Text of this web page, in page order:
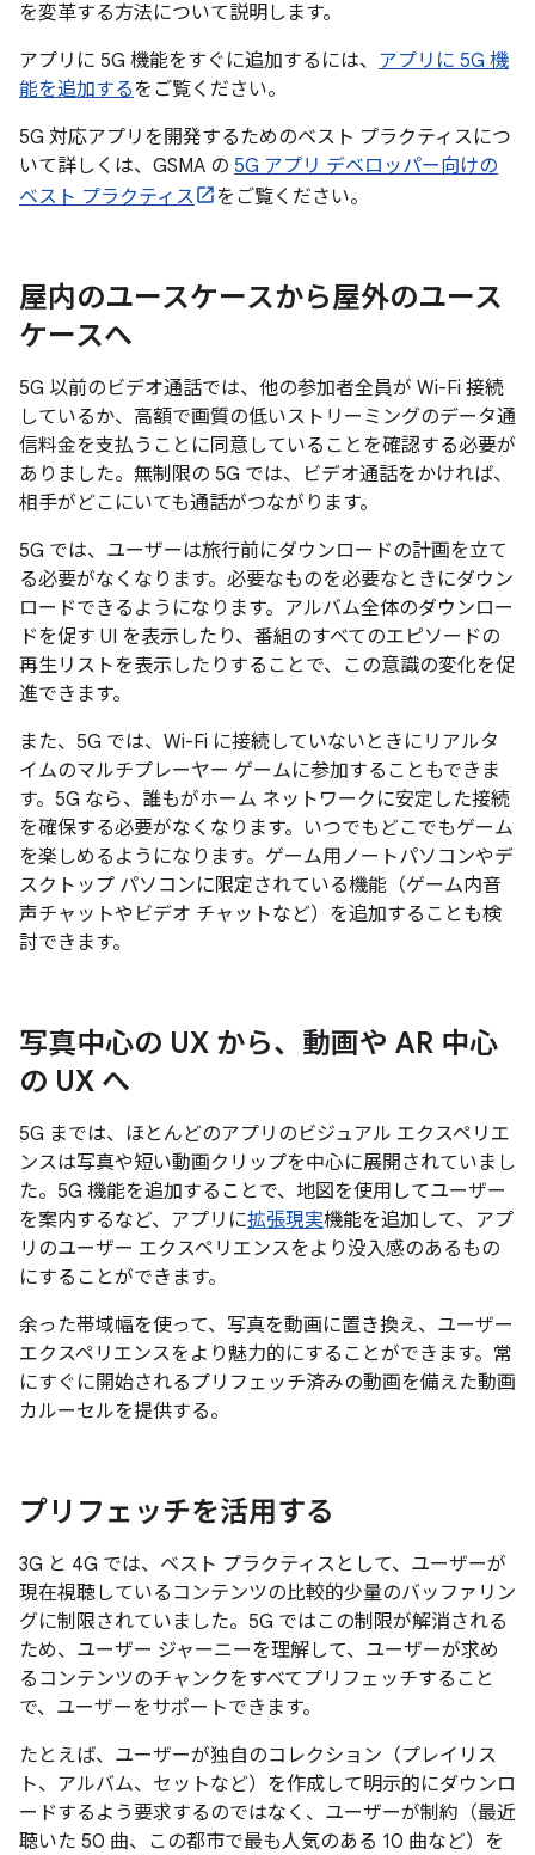
を変革する方法について説明します。
アプリに 5G 機能をすぐに追加するには、 アプリに 5G 機
能を追加するをご覧ください。
5G 対応アプリを開発するためのベスト プラクティスにつ
いて詳しくは、GSMA の 5G アプリ デベロッパー向けの
ベスト プラクティス
をご覧ください。
屋内のユースケースから屋外のユース
ケースへ
5G 以前のビデオ通話では、他の参加者全員が Wi-Fi 接続
しているか、高額で画質の低いストリーミングのデータ通
信料金を支払うことに同意していることを確認する必要が
ありました。無制限の 5G では、ビデオ通話をかければ、
相手がどこにいても通話がつながります。
5G では、ユーザーは旅行前にダウンロードの計画を立て
る必要がなくなります。必要なものを必要なときにダウン
ロードできるようになります。アルバム全体のダウンロー
ドを促す UI を表示したり、番組のすべてのエピソードの
再生リストを表示したりすることで、この意識の変化を促
進できます。
また、5G では、Wi-Fi に接続していないときにリアルタ
イムのマルチプレーヤー ゲームに参加することもできま
す。5G なら、誰もがホーム ネットワークに安定した接続
を確保する必要がなくなります。いつでもどこでもゲーム
を楽しめるようになります。ゲーム用ノートパソコンやデ
スクトップ パソコンに限定されている機能（ゲーム内音
声チャットやビデオ チャットなど）を追加することも検
討できます。
写真中心の UX から、動画や AR 中心
の UX へ
5G までは、ほとんどのアプリのビジュアル エクスペリエ
ンスは写真や短い動画クリップを中心に展開されていまし
た。5G 機能を追加することで、地図を使用してユーザー
を案内するなど、アプリに拡張現実機能を追加して、アプ
リのユーザー エクスペリエンスをより没入感のあるもの
にすることができます。
余った帯域幅を使って、写真を動画に置き換え、ユーザー
エクスペリエンスをより魅力的にすることができます。常
にすぐに開始されるプリフェッチ済みの動画を備えた動画
カルーセルを提供する。
プリフェッチを活用する
3G と 4G では、ベスト プラクティスとして、ユーザーが
現在視聴しているコンテンツの比較的少量のバッファリン
グに制限されていました。5G ではこの制限が解消される
ため、ユーザー ジャーニーを理解して、ユーザーが求め
るコンテンツのチャンクをすべてプリフェッチすること
で、ユーザーをサポートできます。
たとえば、ユーザーが独自のコレクション（プレイリス
ト、アルバム、セットなど）を作成して明示的にダウンロ
ードするよう要求するのではなく、ユーザーが制約（最近
聴いた 50 曲、この都市で最も人気のある 10 曲など）を